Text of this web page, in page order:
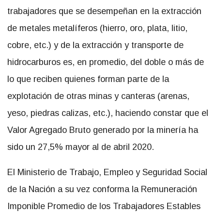
trabajadores que se desempeñan en la extracción
de metales metalíferos (hierro, oro, plata, litio,
cobre, etc.) y de la extracción y transporte de
hidrocarburos es, en promedio, del doble o más de
lo que reciben quienes forman parte de la
explotación de otras minas y canteras (arenas,
yeso, piedras calizas, etc.), haciendo constar que el
Valor Agregado Bruto generado por la minería ha
sido un 27,5% mayor al de abril 2020.
El Ministerio de Trabajo, Empleo y Seguridad Social
de la Nación a su vez conforma la Remuneración
Imponible Promedio de los Trabajadores Estables